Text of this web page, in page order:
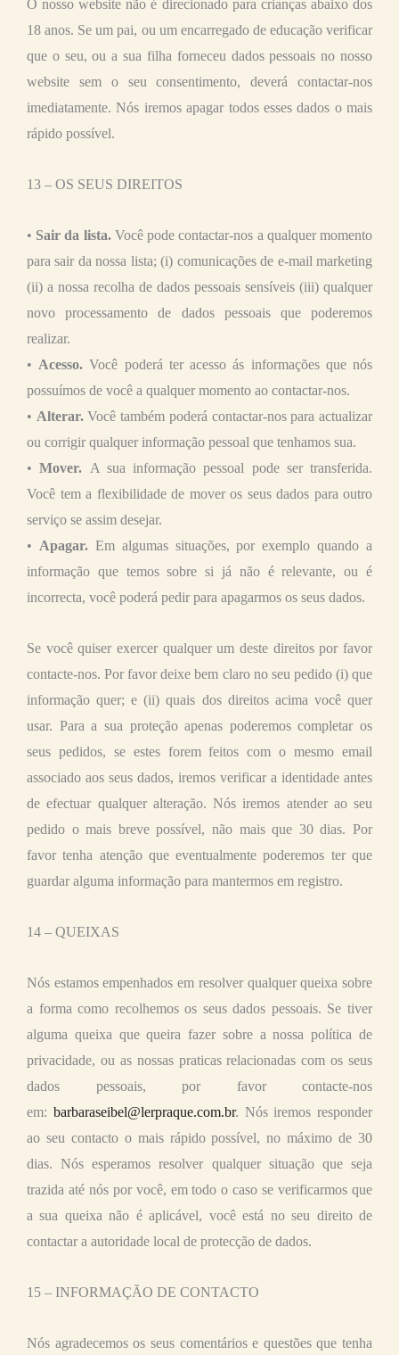
O nosso website não é direcionado para crianças abaixo dos
18 anos. Se um pai, ou um encarregado de educação verificar
que o seu, ou a sua filha forneceu dados pessoais no nosso
website sem o seu consentimento, deverá contactar-nos
imediatamente. Nós iremos apagar todos esses dados o mais
rápido possível.
13 – OS SEUS DIREITOS
• Sair da lista.Você pode contactar-nos a qualquer momento
para sair da nossa lista; (i) comunicações de e-mail marketing
(ii) a nossa recolha de dados pessoais sensíveis (iii) qualquer
novo processamento de dados pessoais que poderemos
realizar.
• Acesso. Você poderá ter acesso ás informações que nós
possuímos de você a qualquer momento ao contactar-nos.
• Alterar.Você também poderá contactar-nos para actualizar
ou corrigir qualquer informação pessoal que tenhamos sua.
•Mover. A sua informação pessoal pode ser transferida.
Você tem a flexibilidade de mover os seus dados para outro
serviço se assim desejar.
• Apagar.Em algumas situações, por exemplo quando a
informação que temos sobre si já não é relevante, ou é
incorrecta, você poderá pedir para apagarmos os seus dados.
Se você quiser exercer qualquer um deste direitos por favor
contacte-nos. Por favor deixe bem claro no seu pedido (i) que
informação quer; e (ii) quais dos direitos acima você quer
usar. Para a sua proteção apenas poderemos completar os
seus pedidos, se estes forem feitos com o mesmo email
associado aos seus dados, iremos verificar a identidade antes
de efectuar qualquer alteração. Nós iremos atender ao seu
pedido o mais breve possível, não mais que 30 dias. Por
favor tenha atenção que eventualmente poderemos ter que
guardar alguma informação para mantermos em registro.
14 – QUEIXAS
Nós estamos empenhados em resolver qualquer queixa sobre
a forma como recolhemos os seus dados pessoais. Se tiver
alguma queixa que queira fazer sobre a nossa política de
privacidade, ou as nossas praticas relacionadas com os seus
dados pessoais, por favor contacte-nos
em: barbaraseibel@lerpraque.com.br. Nós iremos responder
ao seu contacto o mais rápido possível, no máximo de 30
dias. Nós esperamos resolver qualquer situação que seja
trazida até nós por você, em todo o caso se verificarmos que
a sua queixa não é aplicável, você está no seu direito de
contactar a autoridade local de protecção de dados.
15 – INFORMAÇÃO DE CONTACTO
Nós agradecemos os seus comentários e questões que tenha